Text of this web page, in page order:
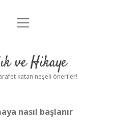
Anasayfa
Yasal Uyarı
menüyü
ve Hikaye
katan neşeli öneriler!
nasıl başlanır